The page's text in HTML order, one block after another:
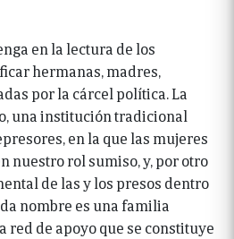
en la lectura de los
hermanas, madres,
por la cárcel política. La
una institución tradicional
en la que las mujeres
nuestro rol sumiso, y, por otro
de las y los presos dentro
nombre es una familia
red de apoyo que se constituye